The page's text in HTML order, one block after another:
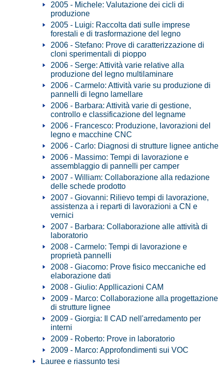
2005 - Michele: Valutazione dei cicli di
produzione
2005 - Luigi: Raccolta dati sulle imprese
forestali e di trasformazione del legno
2006 - Stefano: Prove di caratterizzazione di
cloni sperimentali di pioppo
2006 - Serge: Attività varie relative alla
produzione del legno multilaminare
2006 - Carmelo: Attività varie su produzione di
pannelli di legno lamellare
2006 - Barbara: Attività varie di gestione,
controllo e classificazione del legname
2006 - Francesco: Produzione, lavorazioni del
legno e macchine CNC
2006 - Carlo: Diagnosi di strutture lignee antiche
2006 - Massimo: Tempi di lavorazione e
assemblaggio di pannelli per camper
2007 - William: Collaborazione alla redazione
delle schede prodotto
2007 - Giovanni: Rilievo tempi di lavorazione,
assistenza a i reparti di lavorazioni a CN e
vernici
2007 - Barbara: Collaborazione alle attività di
laboratorio
2008 - Carmelo: Tempi di lavorazione e
proprietà pannelli
2008 - Giacomo: Prove fisico meccaniche ed
elaborazione dati
2008 - Giulio: Appllicazioni CAM
2009 - Marco: Collaborazione alla progettazione
di strutture lignee
2009 - Giorgia: Il CAD nell'arredamento per
interni
2009 - Roberto: Prove in laboratorio
2009 - Marco: Approfondimenti sui VOC
Lauree e riassunto tesi